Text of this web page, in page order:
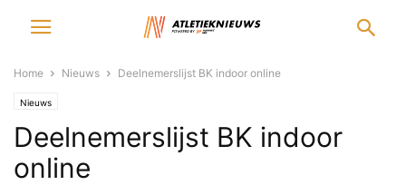
Home Nieuws Deelnemerslijst BK indoor online
Nieuws
Deelnemerslijst BK indoor
online